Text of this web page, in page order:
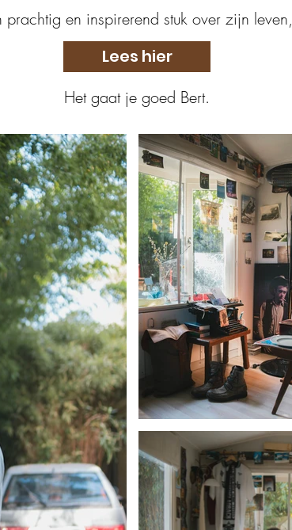
prachtig en inspirerend stuk over zijn leven,
Het gaat je goed Bert.
Lees hier